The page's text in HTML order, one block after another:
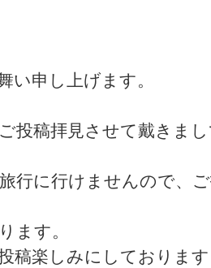
い申し上げます。
投稿拝見させて戴きま
行に行けませんので、
ます。
稿楽しみにしておりま